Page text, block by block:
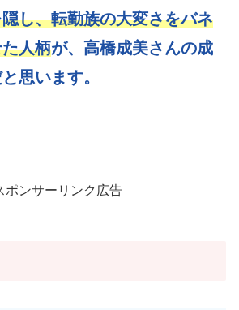
し、転勤族の大変さをバネ
人柄が、高橋成美さんの成
と思います。
ポンサーリンク広告